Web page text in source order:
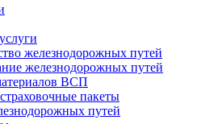
железнодорожных путей
железнодорожных путей
ВСП
пакеты
путей